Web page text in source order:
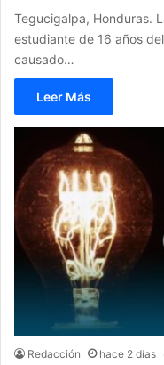
Tegucigalpa, Honduras.
estudiante de 16 años
causado…
Leer Más
Redacción hace 2 días